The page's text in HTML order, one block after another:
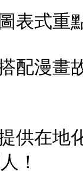
式重點
漫畫故
在地化
！